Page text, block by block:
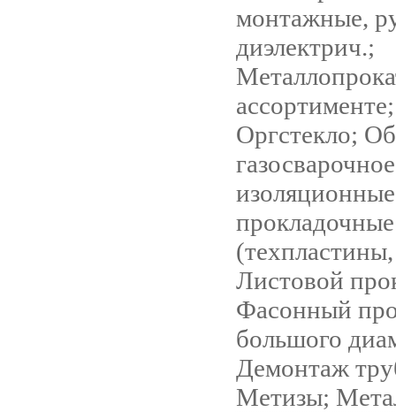
монтажные,
диэлектрич.;
Оргстекло;
прокладочные
Листовой
Фасонный
большого
Демонтаж
Метизы;